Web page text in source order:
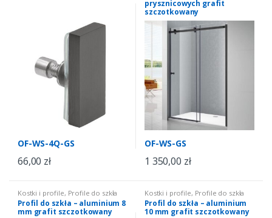
OF-WS-4Q-GS
66,00 zł
prysznicowych grafit
szczotkowany
OF-WS-GS
1 350,00 zł
Kostki i profile, Profile do szkła
Profil do szkła – aluminium 8
mm grafit szczotkowany
Kostki i profile, Profile do szkła
Profil do szkła – aluminium
10 mm grafit szczotkowany